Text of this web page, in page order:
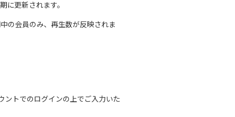
に更新されます。
の会員のみ、再生数が反映されま
ントでのログインの上でご入力いた